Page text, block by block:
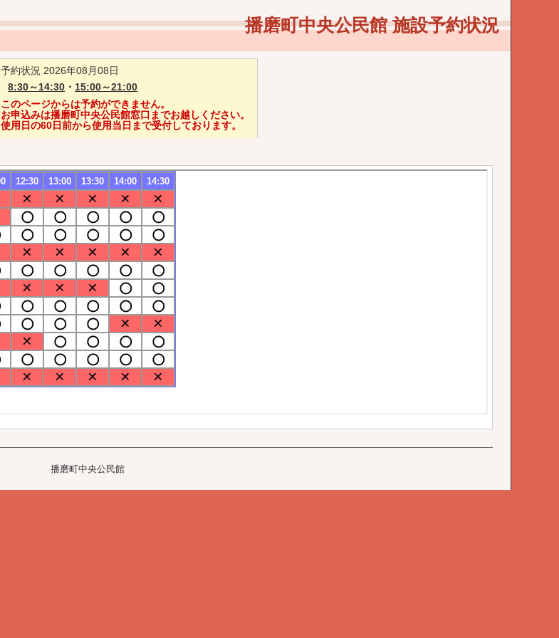
播磨町中央公民館 施設予約状況
予約状況 2026年08月08日
8:30～14:30 ・ 15:00～21:00
このページからは予約ができません。
お申込みは播磨町中央公民館窓口までお越しください。
使用日の60日前から使用当日まで受付しております。
播磨町中央公民館